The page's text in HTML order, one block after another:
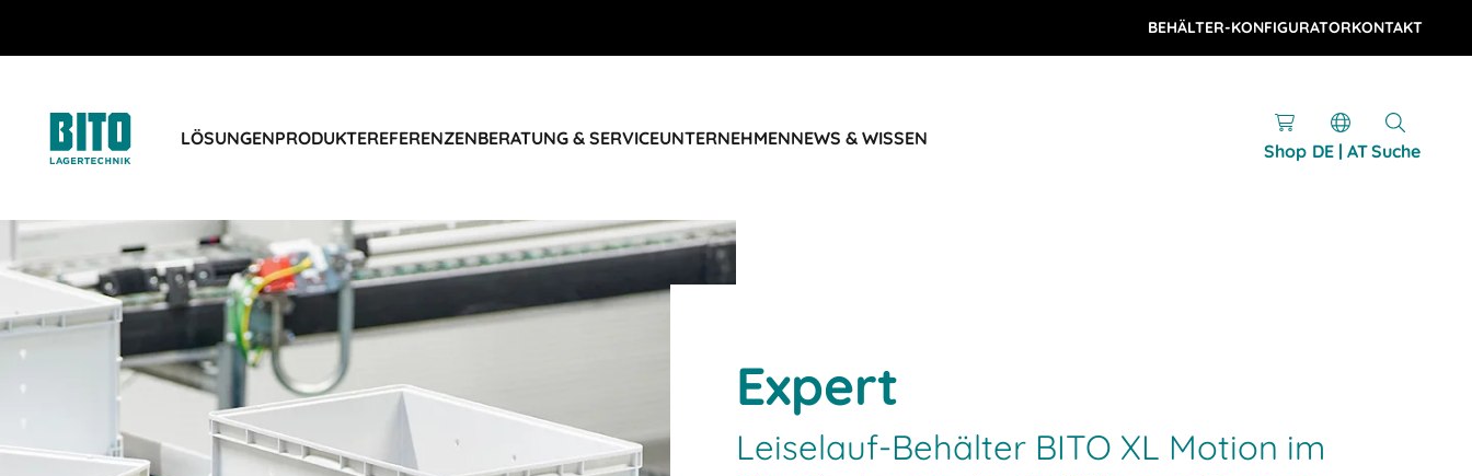
BEHÄLTER-KONFIGURATORKONTAKT
LÖSUNGENPRODUKTEREFERENZENBERATUNG & SERVICEUNTERNEHMENNEWS & WISSEN
Shop DE | ATSuche
Expert
Leiselauf-Behälter BITO XL Motion im